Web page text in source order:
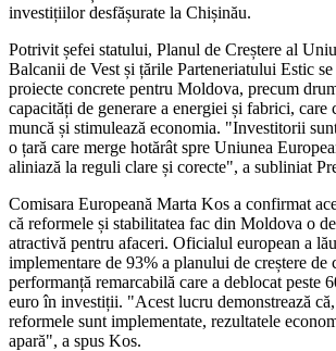
investițiilor desfășurate la Chișinău.
Potrivit șefei statului, Planul de Creștere al
Balcanii de Vest și țările Parteneriatului Estic
proiecte concrete pentru Moldova, precum
capacități de generare a energiei și fabrici, care
muncă și stimulează economia. "Investitorii
o țară care merge hotărât spre Uniunea
aliniază la reguli clare și corecte", a subliniat
Comisara Europeană Marta Kos a confirmat
că reformele și stabilitatea fac din Moldova o
atractivă pentru afaceri. Oficialul european a
implementare de 93% a planului de creștere de
performanță remarcabilă care a deblocat peste
euro în investiții. "Acest lucru demonstrează
reformele sunt implementate, rezultatele
apară", a spus Kos.